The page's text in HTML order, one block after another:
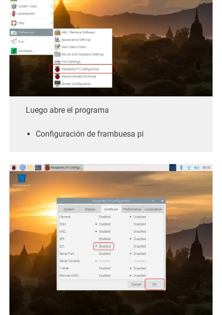
Luego abre el programa
Configuración de frambuesa pi